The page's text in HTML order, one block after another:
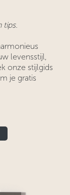
tips.
levensstijl,
onze stijlgids
je gratis